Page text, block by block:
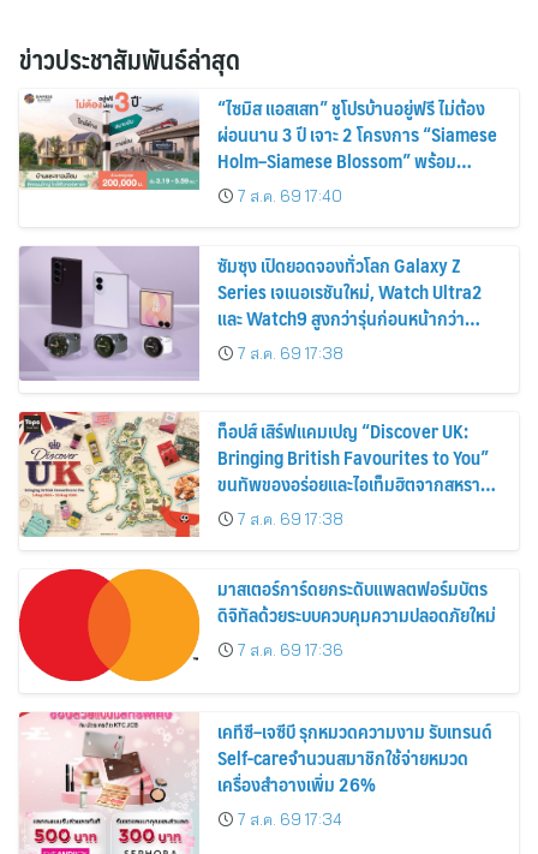
ข่าวประชาสัมพันธ์ล่าสุด
“ไซมิส แอสเสท” ชูโปรบ้านอยู่ฟรี ไม่ต้อง
ผ่อนนาน 3 ปี เจาะ 2 โครงการ “Siamese
Holm–Siamese Blossom” พร้อม
ส่วนลดและสิทธิพิเศษถึง 31 สิงหาคม
2569
7 ส.ค. 69 17:40
ซัมซุง เปิดยอดจองทั่วโลก Galaxy Z
Series เจเนอเรชันใหม่, Watch Ultra2
และ Watch9 สูงกว่ารุ่นก่อนหน้ากว่า
30%7 ส.ค. 69 17:38
ท็อปส์ เสิร์ฟแคมเปญ “Discover UK:
Bringing British Favourites to You”
ขนทัพของอร่อยและไอเท็มฮิตจากสหราช
อาณาจักร ส่งตรงถึงมือตั้งแต่วันนี้ – 18
สิงหาคมนี้
7 ส.ค. 69 17:38
มาสเตอร์การ์ดยกระดับแพลตฟอร์มบัตร
ดิจิทัลด้วยระบบควบคุมความปลอดภัยใหม่
7 ส.ค. 69 17:36
เคทีซี–เจซีบี รุกหมวดความงาม รับเทรนด์
Self-careจำนวนสมาชิกใช้จ่ายหมวด
เครื่องสำอางเพิ่ม 26%
7 ส.ค. 69 17:34